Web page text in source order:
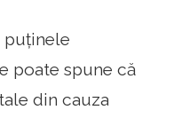
puținele
poate spune că
din cauza